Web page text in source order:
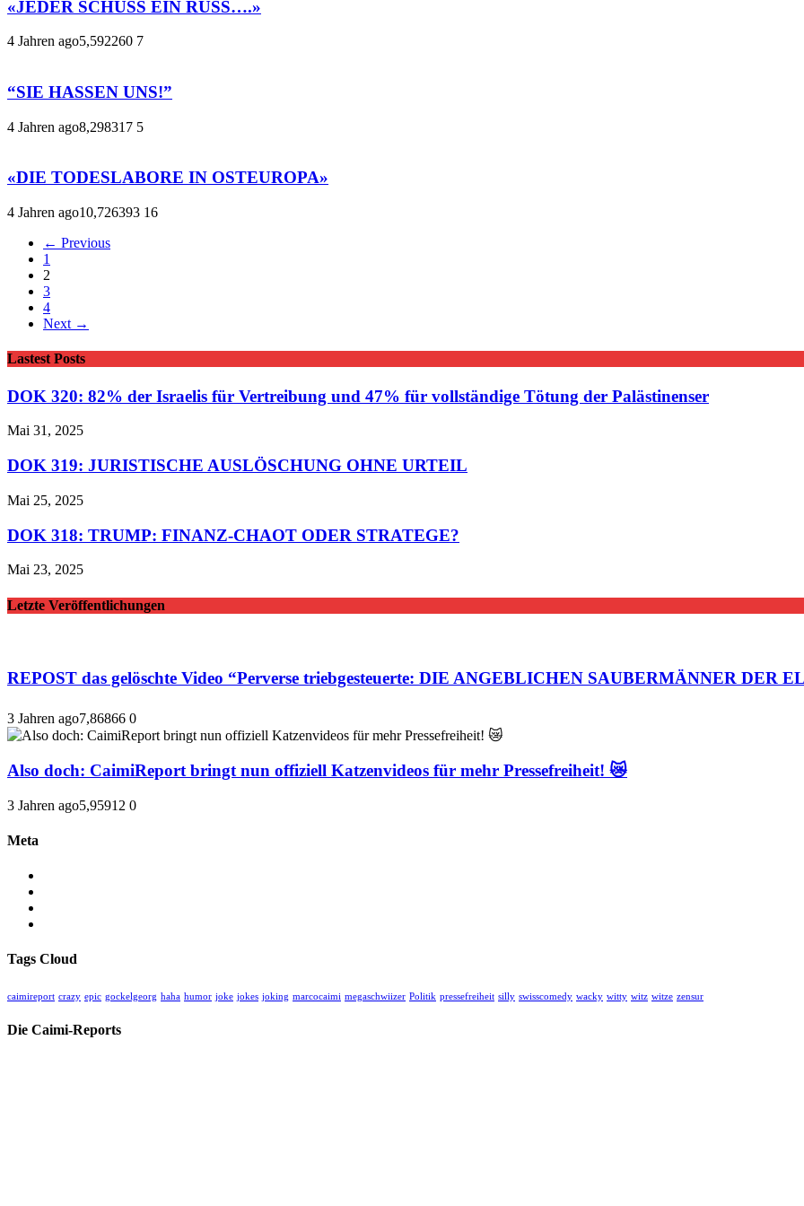
«JEDER SCHUSS EIN RUSS….»
4 Jahren ago5,592260 7
“SIE HASSEN UNS!”
4 Jahren ago8,298317 5
«DIE TODESLABORE IN OSTEUROPA»
4 Jahren ago10,726393 16
← Previous
1
2
3
4
Next →
Lastest Posts
DOK 320: 82% der Israelis für Vertreibung und 47% für vollständige Tötung der Palästinenser
Mai 31, 2025
DOK 319: JURISTISCHE AUSLÖSCHUNG OHNE URTEIL
Mai 25, 2025
DOK 318: TRUMP: FINANZ-CHAOT ODER STRATEGE?
Mai 23, 2025
Letzte Veröffentlichungen
REPOST das gelöschte Video “Perverse triebgesteuerte: DIE ANGEBLICHEN SAUBERMÄNNER DER
3 Jahren ago7,86866 0
Also doch: CaimiReport bringt nun offiziell Katzenvideos für mehr Pressefreiheit! 😿
3 Jahren ago5,95912 0
Meta
Tags Cloud
caimireport crazy epic gockelgeorg haha humor joke jokes joking marcocaimi megaschwiizer Politik pressefreiheit silly swisscomedy wacky witty witz witze zensur
Die Caimi-Reports